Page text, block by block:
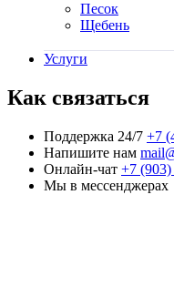
Песок
Щебень
Услуги
Как связаться
Поддержка 24/7 +7
Напишите нам
Онлайн-чат +7
Мы в мессенджерах